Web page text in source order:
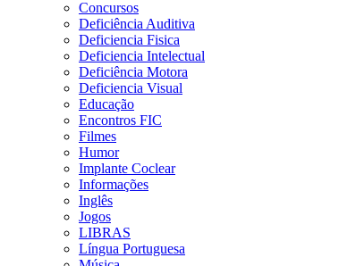
Concursos
Deficiência Auditiva
Deficiencia Fisica
Deficiencia Intelectual
Deficiência Motora
Deficiencia Visual
Educação
Encontros FIC
Filmes
Humor
Implante Coclear
Informações
Inglês
Jogos
LIBRAS
Língua Portuguesa